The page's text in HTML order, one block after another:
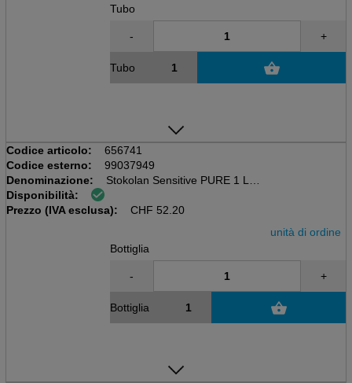
Tubo
- +
Tubo
Codice articolo:
656741
Codice esterno:
99037949
Denominazione:
Stokolan Sensitive PURE 1 L
1L, Soft Bottle, Cura della Pelle
Disponibilità:
Prezzo (IVA esclusa):
CHF 52.20
unità di ordine
Bottiglia
- +
Bottiglia